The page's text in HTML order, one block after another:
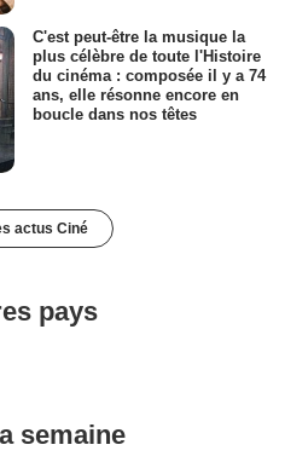
C'est peut-être la musique la
plus célèbre de toute l'Histoire
du cinéma : composée il y a 74
ans, elle résonne encore en
boucle dans nos têtes
actus Ciné
pays
semaine